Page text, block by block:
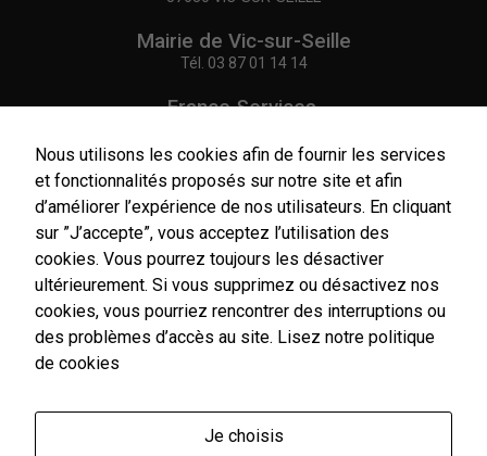
Mairie de Vic-sur-Seille
Tél. 03 87 01 14 14
France Services,
Tél.03 87 86 41 48
NOUS CONTACTER
Horaires
d'ouverture
Nous utilisons les cookies afin de fournir les services
et fonctionnalités proposés sur notre site et afin
d’améliorer l’expérience de nos utilisateurs. En cliquant
sur ”J’accepte”, vous acceptez l’utilisation des
cookies. Vous pourrez toujours les désactiver
ultérieurement. Si vous supprimez ou désactivez nos
cookies, vous pourriez rencontrer des interruptions ou
des problèmes d’accès au site. Lisez notre politique
de cookies
Je choisis